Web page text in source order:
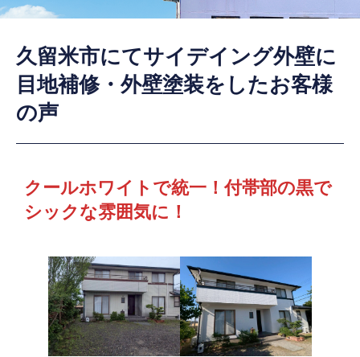
久留米市にてサイデイング外壁に
目地補修・外壁塗装をしたお客様
の声
クールホワイトで統一！付帯部の黒で
シックな雰囲気に！